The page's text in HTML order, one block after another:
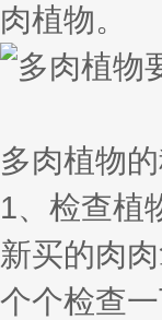
肉植物。
多肉植物
1、检查植
新买的肉
个个检查